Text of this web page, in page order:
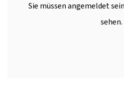
Sie müssen angemeldet
sehen.